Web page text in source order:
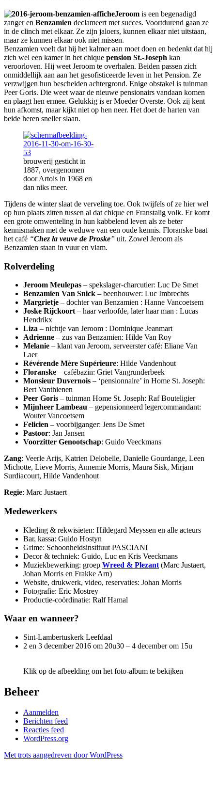
Jeroom is een begenadigd
zanger en Benzamien declameert met succes. Voortdurend gaan ze
in de clinch met elkaar. Ze zijn jaloers, kunnen elkaar niet uitstaan,
maar ze kunnen elkaar ook niet missen.
Benzamien voelt dat hij het kalmer aan moet doen en bedenkt dat hij
zich wel een kamer in het chique pension St.-Joseph kan
veroorloven. Hij weet Jeroom te overhalen. Beiden passen zich
onmiddellijk aan aan het gesofisticeerde leven in het Pension. Ze
verzwijgen hun bescheiden achtergrond. Enige obstakel is tuinman
Peer Goris. Die weet waar de nieuwe pensionairs vandaan komen
en plaagt hen ermee. Gelukkig is er Moeder Overste. Ook zij kent
hun afkomst, maar kijkt niet op hen neer. Het doet de harten van
beide heren sneller slaan.
brouwerij gesticht in
1887, overgenomen
door Artois in 1968 en
dan niks meer.
Tijdens de winter slaat de verveling toe. Ook twijfels of ze hier wel
op hun plaats zitten tussen al dat chique en Franstalig volk. Er komt
een grote omwenteling in hun kabbelend leven als ze beter
kennismaken met de weduwe van een oude kennis. Floranske baat
het café “Chez la veuve de Proske” uit. Zowel Jeroom als
Benzamien staan in vuur en vlam.
Rolverdeling
Jeroom Meulepas – spekslager-charcutier: Luc De Smet
Benzamien Van Snick – beenhouwer: Luc Imbrechts
Margrietje – dochter van Benzamien : Hanne Vancoetsem
Joske Rijckoort – haar verloofde, later haar man : Lucas
Hendrikx
Liza – nichtje van Jeroom : Dominique Jeanmart
Adrienne – zus van Benzamien: Hilde Van Roy
Melanie – klant van Jeroom, serveerster café: Eliane Van
Laer
Révérende Mère Supérieure: Hilde Vandenhout
Floranske – cafébazin: Griet Vangrunderbeek
Monsieur Duvernois – ‘pensionnaire’ in Home St. Joseph:
Bert Vanthienen
Peer Goris – tuinman Home St. Joseph: Raf Bouteligier
Mijnheer Lambeau – gepensionneerd legercommandant:
Wouter Vancoetsem
Felicien – voorbijganger: Jens De Smet
Pastoor: Jan Jansen
Voorzitter Genootschap: Guido Veeckmans
Zang: Veerle Arijs, Katrien Delobelle, Danielle Gourdange, Leen
Michotte, Lieve Morris, Annemie Morris, Maura Sisk, Mirjam
Surdiacourt, Hilde Vandenhout
Regie: Marc Justaert
Medewerkers
Kleding & rekwisieten: Hildegard Meyssen en alle acteurs
Bar, kassa: Guido Hostyn
Grime: Schoonheidsinstituut PASCIANI
Decor & techniek: Guido, Luc en Kris Veeckmans
Muziekbewerking: groep Wreed & Plezant (Marc Justaert,
Johan Morris en Frakke Arn)
Website, drukwerk, video, reservaties: Johan Morris
Fotografie: Eric Mostrey
Productie-coördinatie: Ralf Hamal
Waar en wanneer?
Sint-Lambertuskerk Leefdaal
2 en 3 december 2016 om 20u30 – 4 december om 15u
Klik op de afbeelding om het foto-album te bekijken
Beheer
Aanmelden
Berichten feed
Reacties feed
WordPress.org
Met trots aangedreven door WordPress